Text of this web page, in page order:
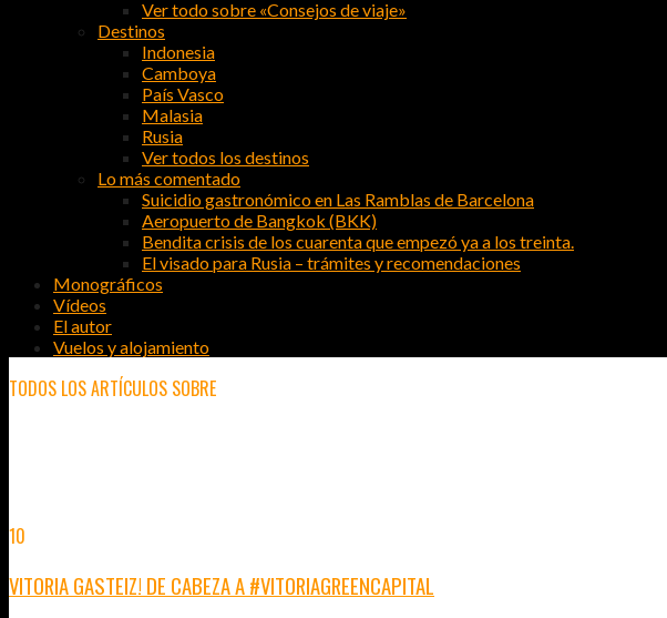
Ver todo sobre «Consejos de viaje»
Destinos
Indonesia
Camboya
País Vasco
Malasia
Rusia
Ver todos los destinos
Lo más comentado
Suicidio gastronómico en Las Ramblas de Barcelona
Aeropuerto de Bangkok (BKK)
Bendita crisis de los cuarenta que empezó ya a los treinta.
El visado para Rusia – trámites y recomendaciones
Monográficos
Vídeos
El autor
Vuelos y alojamiento
TODOS LOS ARTÍCULOS SOBRE
10
VITORIA GASTEIZ! DE CABEZA A #VITORIAGREENCAPITAL